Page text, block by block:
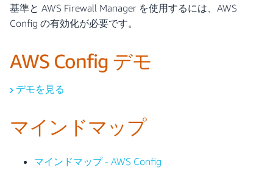
基準と AWS Firewall Manager を使用するには、AWS
Config の有効化が必要です。
AWS Config デモ
デモを見る
マインドマップ
マインドマップ - AWS Config